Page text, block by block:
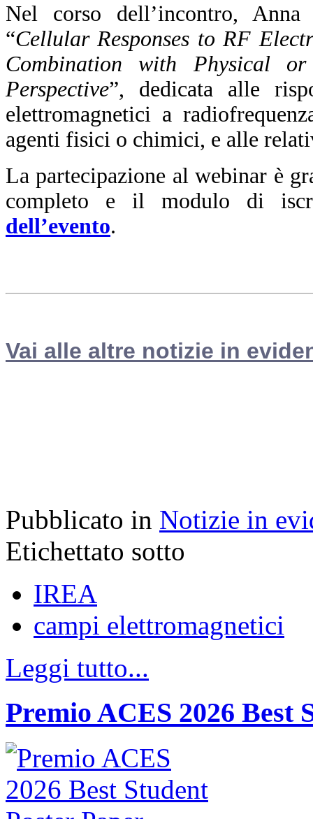
Nel corso dell’incontro,
“Cellular Responses to RF
Combination with Physical
Perspective”, dedicata alle
elettromagnetici a
agenti fisici o chimici, e alle
La partecipazione al webinar è
completo e il modulo di
dell’evento.
Vai alle altre notizie in
Pubblicato in Notizie in
Etichettato sotto
IREA
campi elettromagnetici
Leggi tutto...
Premio ACES 2026 Best